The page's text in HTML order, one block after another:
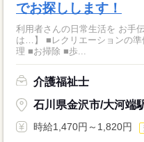
でお探しします！
利用者さんの日常生活を お手伝いす
は…】 ■レクリエーションの
理 ■お掃除 ■歩...
介護福祉士
石川県金沢市/大河端
時給1,470円～1,820円